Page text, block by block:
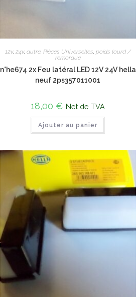
12v, 24v, autre, Pièces Universelles, poids lourd /
remorque
n°he674 2x Feu latéral LED 12V 24V hella
neuf 2ps357011001
18,00 € Net de TVA
Ajouter au panier